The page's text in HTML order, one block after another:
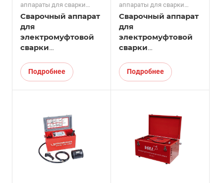
аппараты для сварки
фитингов
Сварочный аппарат
для
электромуфтовой
сварки
ROWELD ROFUSE
PRINT +
Подробнее
аппараты для сварки
фитингов
Сварочный аппарат
для
электромуфтовой
сварки
ROWELD ROFUSE
400 TURBO
Подробнее